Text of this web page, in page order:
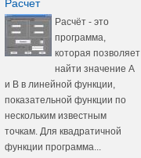
Расчет
Расчёт - это
программа,
которая позволяет
найти значение А
и В в линейной функции,
показательной функции по
нескольким известным
точкам. Для квадратичной
функции программа...